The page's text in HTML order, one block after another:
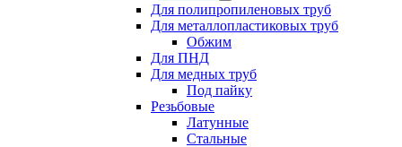
Для полипропиленовых труб
Для металлопластиковых труб
Обжим
Для ПНД
Для медных труб
Под пайку
Резьбовые
Латунные
Cтальные